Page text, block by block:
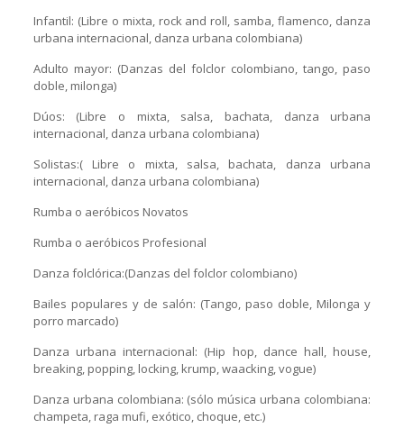
Infantil: (Libre o mixta, rock and roll, samba, flamenco, danza
urbana internacional, danza urbana colombiana)
Adulto mayor: (Danzas del folclor colombiano, tango, paso
doble, milonga)
Dúos: (Libre o mixta, salsa, bachata, danza urbana
internacional, danza urbana colombiana)
Solistas:( Libre o mixta, salsa, bachata, danza urbana
internacional, danza urbana colombiana)
Rumba o aeróbicos Novatos
Rumba o aeróbicos Profesional
Danza folclórica:(Danzas del folclor colombiano)
Bailes populares y de salón: (Tango, paso doble, Milonga y
porro marcado)
Danza urbana internacional: (Hip hop, dance hall, house,
breaking, popping, locking, krump, waacking, vogue)
Danza urbana colombiana: (sólo música urbana colombiana:
champeta, raga mufi, exótico, choque, etc.)